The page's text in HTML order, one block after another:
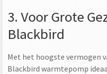
3. Voor Grote
Blackbird
Met het hoogste vermogen
Blackbird warmtepomp